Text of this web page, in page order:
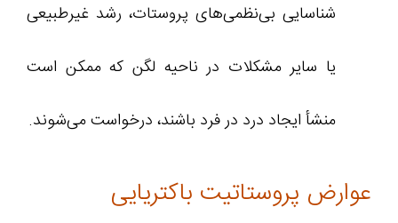
شناسایی بی‌نظمی‌های پروستات، رشد غیرطبیعی
یا سایر مشکلات در ناحیه لگن که ممکن است
منشأ ایجاد درد در فرد باشند، درخواست می‌شوند.
عوارض پروستاتیت باکتریایی